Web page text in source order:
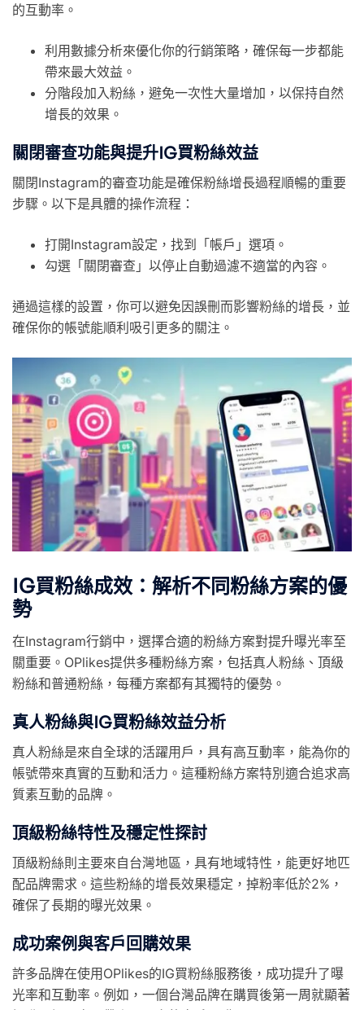
的互動率。
利用數據分析來優化你的行銷策略，確保每一步都能
帶來最大效益。
分階段加入粉絲，避免一次性大量增加，以保持自然
增長的效果。
關閉審查功能與提升IG買粉絲效益
關閉Instagram的審查功能是確保粉絲增長過程順暢的重要
步驟。以下是具體的操作流程：
打開Instagram設定，找到「帳戶」選項。
勾選「關閉審查」以停止自動過濾不適當的內容。
通過這樣的設置，你可以避免因誤刪而影響粉絲的增長，並
確保你的帳號能順利吸引更多的關注。
IG買粉絲成效：解析不同粉絲方案的優
勢
在Instagram行銷中，選擇合適的粉絲方案對提升曝光率至
關重要。OPlikes提供多種粉絲方案，包括真人粉絲、頂級
粉絲和普通粉絲，每種方案都有其獨特的優勢。
真人粉絲與IG買粉絲效益分析
真人粉絲是來自全球的活躍用戶，具有高互動率，能為你的
帳號帶來真實的互動和活力。這種粉絲方案特別適合追求高
質素互動的品牌。
頂級粉絲特性及穩定性探討
頂級粉絲則主要來自台灣地區，具有地域特性，能更好地匹
配品牌需求。這些粉絲的增長效果穩定，掉粉率低於2%，
確保了長期的曝光效果。
成功案例與客戶回購效果
許多品牌在使用OPlikes的IG買粉絲服務後，成功提升了曝
光率和互動率。例如，一個台灣品牌在購買後第一周就顯著